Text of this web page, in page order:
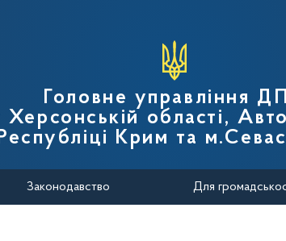
податкової служби
Головне управління
Херсонській області,
Крим та
Законодавство Для